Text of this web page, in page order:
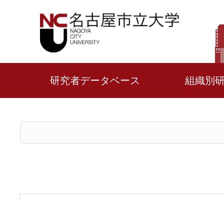
研究者データベース 組織別